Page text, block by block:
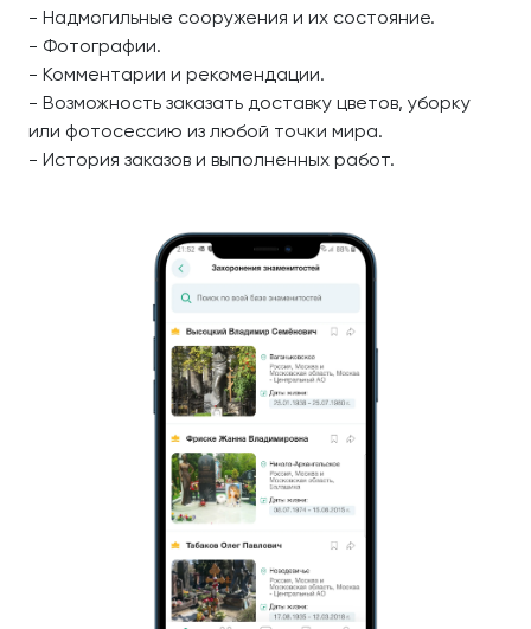
- Надмогильные сооружения и их состояние.
- Фотографии.
- Комментарии и рекомендации.
- Возможность заказать доставку цветов, уборку
или фотосессию из любой точки мира.
- История заказов и выполненных работ.